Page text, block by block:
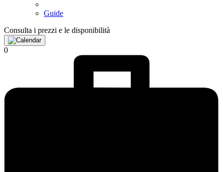
Guide
Consulta i prezzi e le disponibilità
0